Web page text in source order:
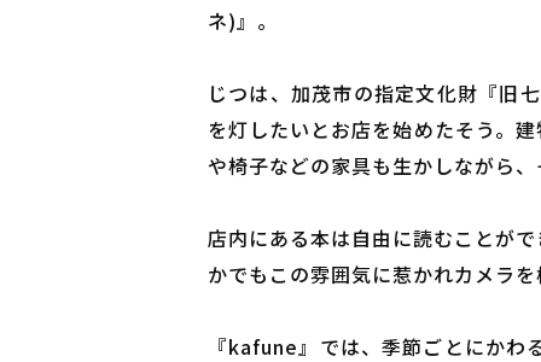
ネ)』。
じつは、加茂市の指定文化財『旧
を灯したいとお店を始めたそう。
や椅子などの家具も生かしながら
店内にある本は自由に読むことが
かでもこの雰囲気に惹かれカメラ
『kafune』では、季節ごとにかわ